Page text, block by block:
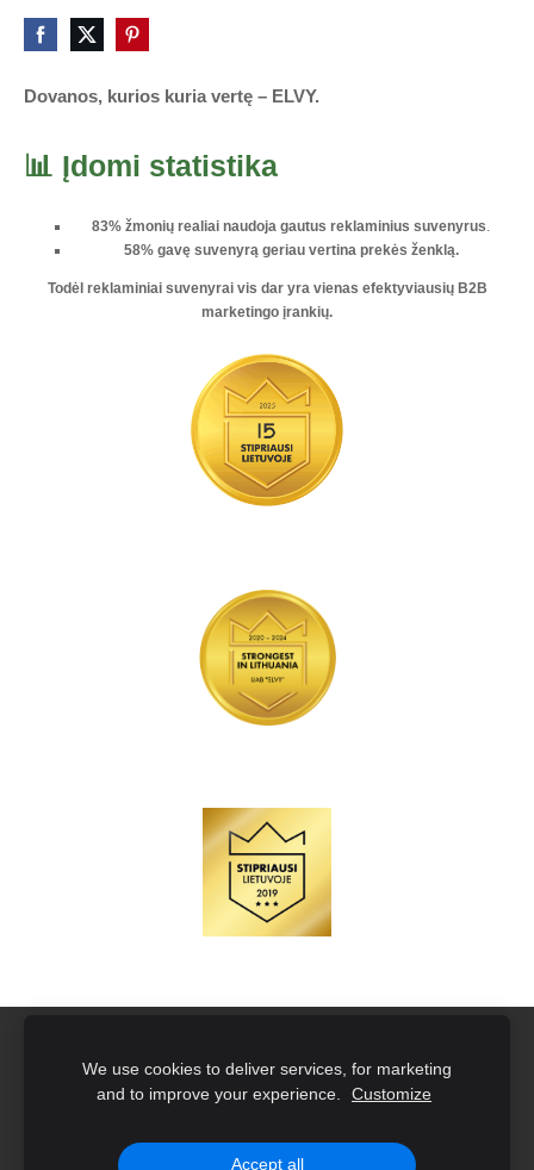
Dovanos, kurios kuria vertę – ELVY.
📊 Įdomi statistika
83% žmonių realiai naudoja gautus reklaminius suvenyrus.
58% gavę suvenyrą geriau vertina prekės ženklą.
Todėl reklaminiai suvenyrai vis dar yra vienas efektyviausių B2B
marketingo įrankių.
builder.
We use cookies to deliver services, for marketing
and to improve your experience.
Customize
Accept all